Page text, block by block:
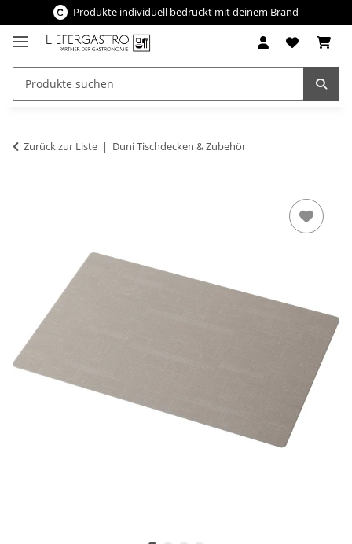
Produkte individuell bedruckt mit deinem Brand
Zurück zur Liste Duni Tischdecken & Zubehör